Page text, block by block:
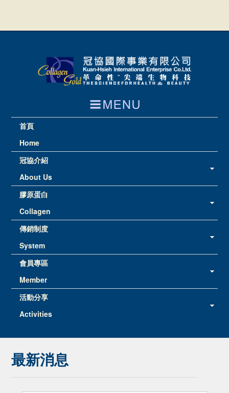
首頁
Home
冠協介紹
About Us
膠原蛋白
Collagen
傳銷制度
System
會員專區
Member
活動分享
Activities
最新消息